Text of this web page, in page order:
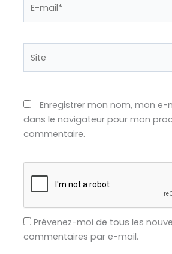
mail*
Enregistrer mon nom, mon
dans le navigateur pour mon
commentaire.
Prévenez-moi de tous les
commentaires par e-mail.